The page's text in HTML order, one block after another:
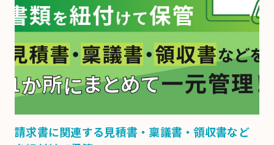
請求書に関連する見積書・稟議書・領収書など